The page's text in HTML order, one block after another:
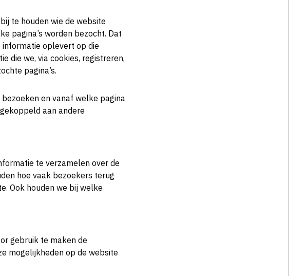
te houden wie de website
pagina’s worden bezocht. Dat
oplevert op die
die we, via cookies, registreren,
pagina’s.
en vanaf welke pagina
aan andere
te verzamelen over de
hoe vaak bezoekers terug
Ook houden we bij welke
gebruik te maken de
mogelijkheden op de website